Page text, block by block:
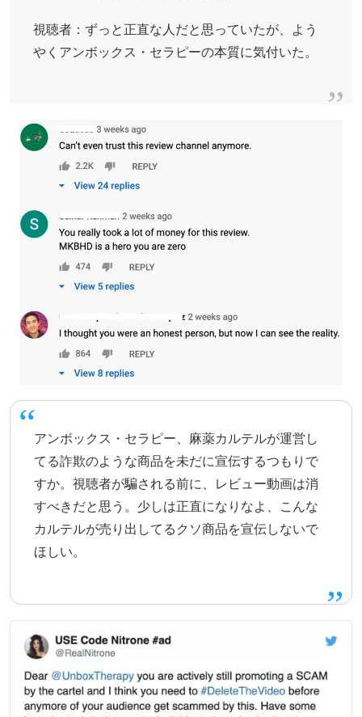
視聴者：ずっと正直な人だと思っていたが、よう
やくアンボックス・セラピーの本質に気付いた。
アンボックス・セラピー、麻薬カルテルが運営し
てる詐欺のような商品を未だに宣伝するつもりで
すか。視聴者が騙される前に、レビュー動画は消
すべきだと思う。少しは正直になりなよ、こんな
カルテルが売り出してるクソ商品を宣伝しないで
ほしい。